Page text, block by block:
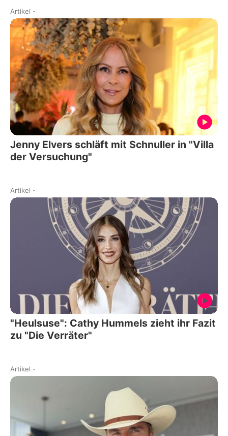
Artikel -
Jenny Elvers schläft mit Schnuller in "Villa
der Versuchung"
Artikel -
"Heulsuse": Cathy Hummels zieht ihr Fazit
zu "Die Verräter"
Artikel -